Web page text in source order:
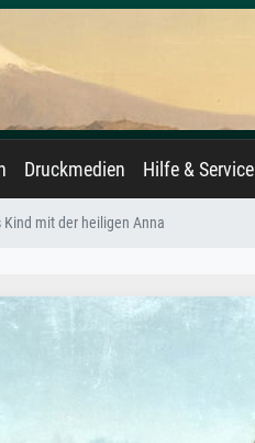
Druckmedien Hilfe & Service
mit der heiligen Anna